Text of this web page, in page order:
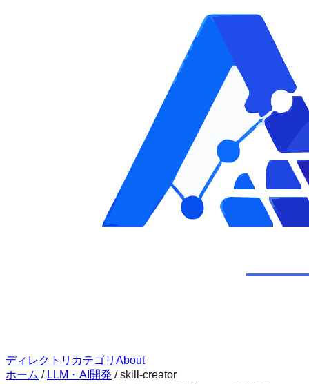
ディレクトリ カテゴリ About
ホーム / LLM・AI開発 /skill-creator